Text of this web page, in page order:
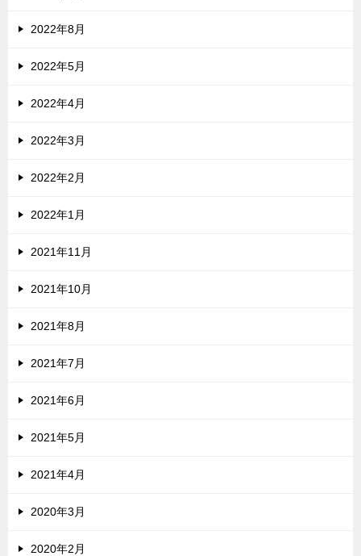
2022年8月
2022年5月
2022年4月
2022年3月
2022年2月
2022年1月
2021年11月
2021年10月
2021年8月
2021年7月
2021年6月
2021年5月
2021年4月
2020年3月
2020年2月